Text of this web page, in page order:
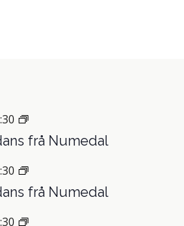
frå Numedal
frå Numedal